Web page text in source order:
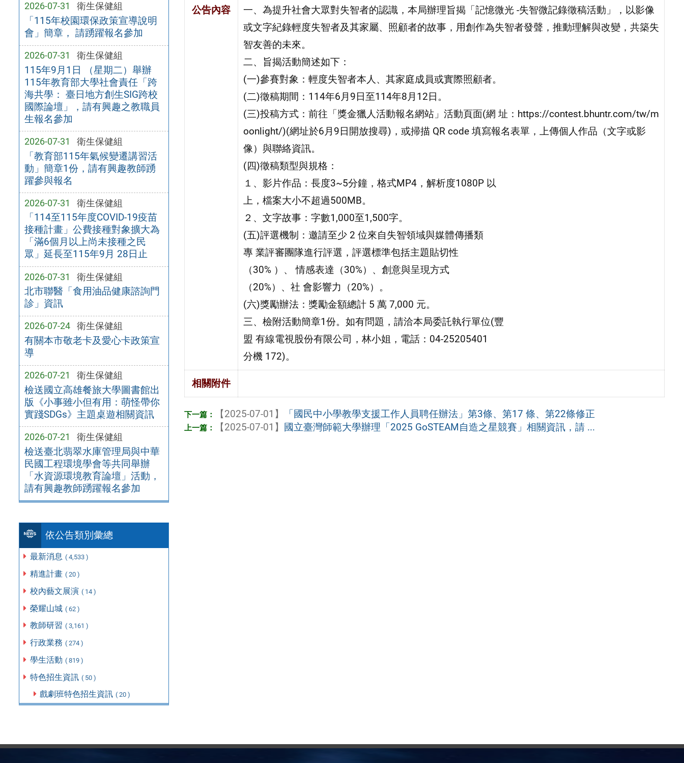
2026-07-31 衛生保健組
「115年校園環保政策宣導說明
會」簡章， 請踴躍報名參加
2026-07-31 衛生保健組
115年9月1日 （星期二）舉辦
115年教育部大學社會責任「跨
海共學： 臺日地方創生SIG跨校
國際論壇」，請有興趣之教職員
生報名參加
2026-07-31 衛生保健組
「教育部115年氣候變遷講習活
動」簡章1份，請有興趣教師踴
躍參與報名
2026-07-31 衛生保健組
「114至115年度COVID-19疫苗
接種計畫」公費接種對象擴大為
「滿6個月以上尚未接種之民
眾」延長至115年9月 28日止
2026-07-31 衛生保健組
北市聯醫「食用油品健康諮詢門
診」資訊
2026-07-24 衛生保健組
有關本市敬老卡及愛心卡政策宣
導
2026-07-21 衛生保健組
檢送國立高雄餐旅大學圖書館出
版《小事雖小但有用：萌怪帶你
實踐SDGs》主題桌遊相關資訊
2026-07-21 衛生保健組
檢送臺北翡翠水庫管理局與中華
民國工程環境學會等共同舉辦
「水資源環境教育論壇」活動，
請有興趣教師踴躍報名參加
依公告類別彙總
最新消息 ( 4,533 )
精進計畫 ( 20 )
校內藝文展演 ( 14 )
榮耀山城 ( 62 )
教師研習 ( 3,161 )
行政業務 ( 274 )
學生活動 ( 819 )
特色招生資訊 ( 50 )
戲劇班特色招生資訊 ( 20 )
公告內容
一、為提升社會大眾對失智者的認識，本局辦理旨揭「記憶微光 -失智微記錄徵稿活動」，以影像
或文字紀錄輕度失智者及其家屬、照顧者的故事，用創作為失智者發聲，推動理解與改變，共築失
智友善的未來。
二、旨揭活動簡述如下：
(一)參賽對象：輕度失智者本人、其家庭成員或實際照顧者。
(二)徵稿期間：114年6月9日至114年8月12日。
(三)投稿方式：前往「獎金獵人活動報名網站」活動頁面(網 址：https://contest.bhuntr.com/tw/m
oonlight/)(網址於6月9日開放搜尋)，或掃描 QR code 填寫報名表單，上傳個人作品（文字或影
像）與聯絡資訊。
(四)徵稿類型與規格：
１、影片作品：長度3~5分鐘，格式MP4，解析度1080P 以
上，檔案大小不超過500MB。
２、文字故事：字數1,000至1,500字。
(五)評選機制：邀請至少 2 位來自失智領域與媒體傳播類
專 業評審團隊進行評選，評選標準包括主題貼切性
（30% ）、 情感表達（30%）、創意與呈現方式
（20%）、社 會影響力（20%）。
(六)獎勵辦法：獎勵金額總計 5 萬 7,000 元。
三、檢附活動簡章1份。如有問題，請洽本局委託執行單位(豐
盟 有線電視股份有限公司，林小姐，電話：04-25205401
分機 172)。
相關附件
【2025-07-01】
「國民中小學教學支援工作人員聘任辦法」第3條、第17 條、第22條修正
【2025-07-01】 國立臺灣師範大學辦理「2025 GoSTEAM自造之星競賽」相關資訊，請 ...